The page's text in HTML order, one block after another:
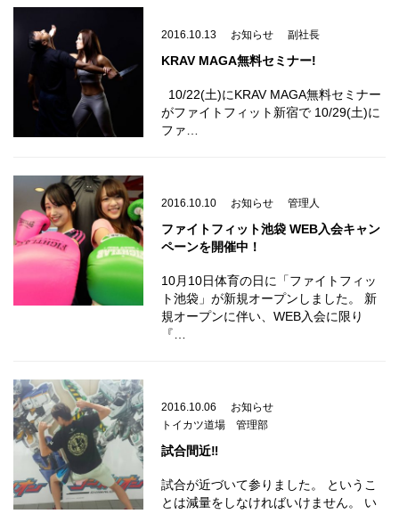
2016.10.13 お知らせ 副社長
KRAV MAGA無料セミナー!
10/22(土)にKRAV MAGA無料セミナー
がファイトフィット新宿で 10/29(土)に
ファ…
2016.10.10 お知らせ 管理人
ファイトフィット池袋 WEB入会キャン
ペーンを開催中！
10月10日体育の日に「ファイトフィッ
ト池袋」が新規オープンしました。 新
規オープンに伴い、WEB入会に限り
『…
2016.10.06
お知らせ
トイカツ道場 管理部
試合間近‼
試合が近づいて参りました。 というこ
とは減量をしなければいけません。 い